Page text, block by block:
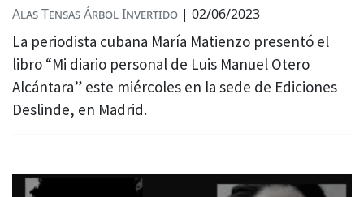
Alas TensasÁrbol Invertido | 02/06/2023
La periodista cubana María Matienzo presentó el
libro “Mi diario personal de Luis Manuel Otero
Alcántara” este miércoles en la sede de Ediciones
Deslinde, en Madrid.